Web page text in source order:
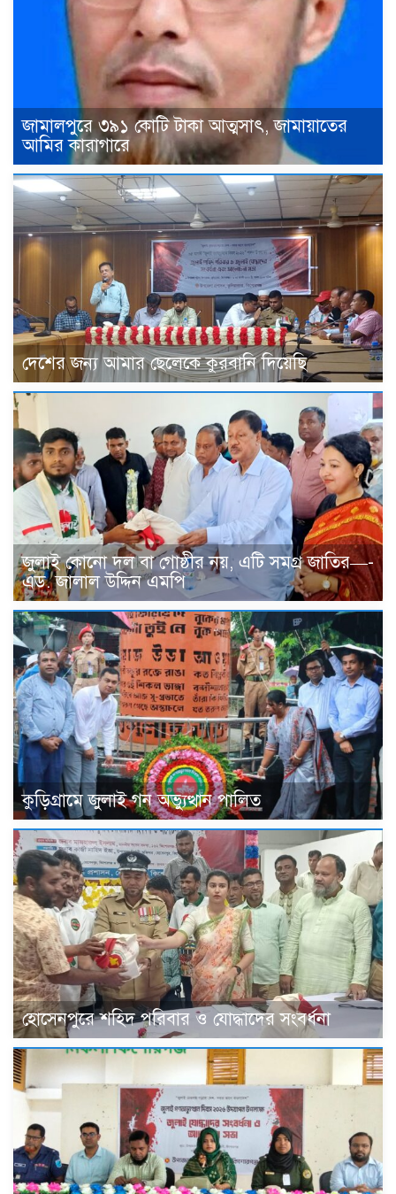
জামালপুরে ৩৯১ কোটি টাকা আত্মসাৎ, জামায়াতের
আমির কারাগারে
দেশের জন্য আমার ছেলেকে কুরবানি দিয়েছি
জুলাই কোনো দল বা গোষ্ঠীর নয়, এটি সমগ্র জাতির—-
এড. জালাল উদ্দিন এমপি
কুড়িগ্রামে‌ জুলাই গন অভ্যুত্থান ‌পালিত
হোসেনপুরে শহিদ পরিবার ও যোদ্ধাদের সংবর্ধনা